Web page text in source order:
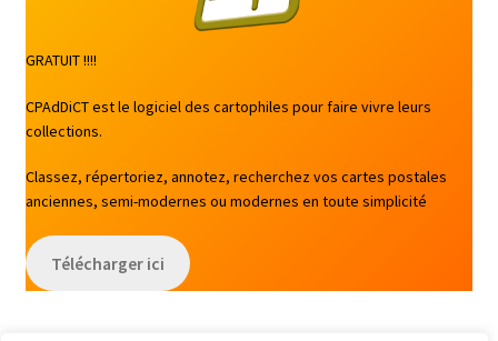
GRATUIT !!!!
CPAdDiCT est le logiciel des cartophiles pour faire vivre leurs
collections.
Classez, répertoriez, annotez, recherchez vos cartes postales
anciennes, semi-modernes ou modernes en toute simplicité
Télécharger ici